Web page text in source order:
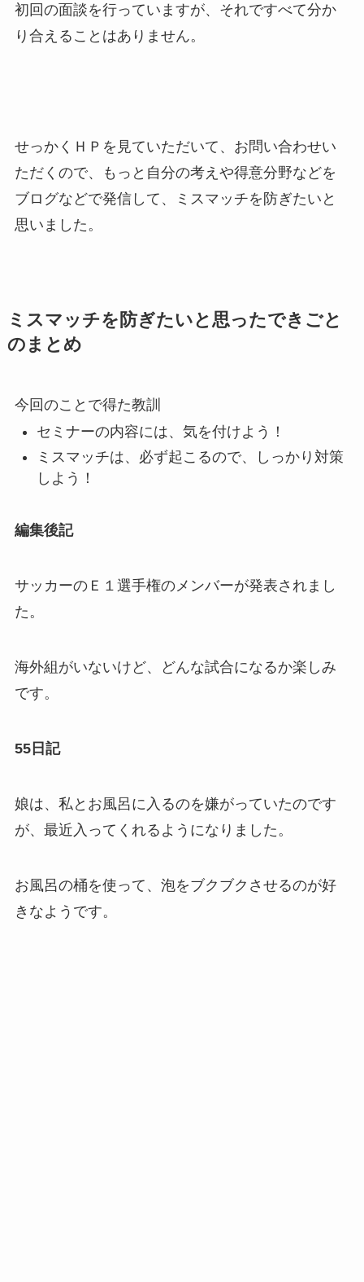
初回の面談を行っていますが、それですべて分か
り合えることはありません。
せっかくＨＰを見ていただいて、お問い合わせい
ただくので、もっと自分の考えや得意分野などを
ブログなどで発信して、ミスマッチを防ぎたいと
思いました。
ミスマッチを防ぎたいと思ったできごと
のまとめ
今回のことで得た教訓
セミナーの内容には、気を付けよう！
ミスマッチは、必ず起こるので、しっかり対策
しよう！
編集後記
サッカーのＥ１選手権のメンバーが発表されまし
た。
海外組がいないけど、どんな試合になるか楽しみ
です。
55日記
娘は、私とお風呂に入るのを嫌がっていたのです
が、最近入ってくれるようになりました。
お風呂の桶を使って、泡をブクブクさせるのが好
きなようです。